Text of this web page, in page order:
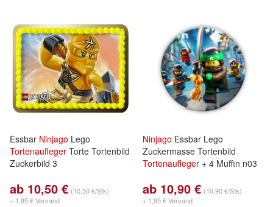
Essbar Ninjago Lego
Tortenaufleger Torte Tortenbild
Zuckerbild 3
ab 10,50 € (10,50 €/Stk)
+ 1,95 € Versand
Ninjago Essbar Lego
Zuckermasse Tortenbild
Tortenaufleger + 4 Muffin n03
ab 10,90 € (10,90 €/Stk)
+ 1,95 € Versand